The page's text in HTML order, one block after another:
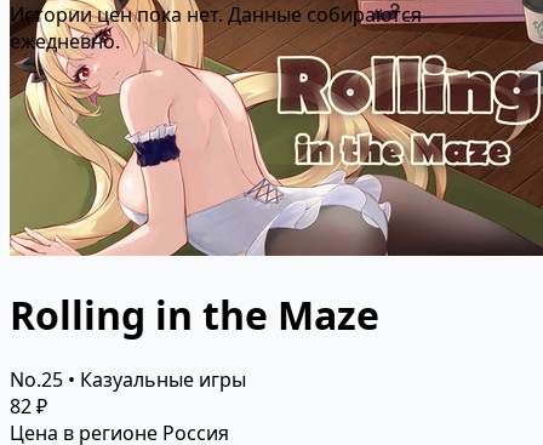
Истории цен пока нет. Данные собираются
ежедневно.
Rolling in the Maze
No.25 • Казуальные игры
82 ₽
Цена в регионе Россия